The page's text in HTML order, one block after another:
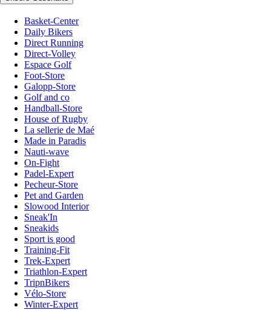
Basket-Center
Daily Bikers
Direct Running
Direct-Volley
Espace Golf
Foot-Store
Galopp-Store
Golf and co
Handball-Store
House of Rugby
La sellerie de Maé
Made in Paradis
Nauti-wave
On-Fight
Padel-Expert
Pecheur-Store
Pet and Garden
Slowood Interior
Sneak'In
Sneakids
Sport is good
Training-Fit
Trek-Expert
Triathlon-Expert
TripnBikers
Vélo-Store
Winter-Expert